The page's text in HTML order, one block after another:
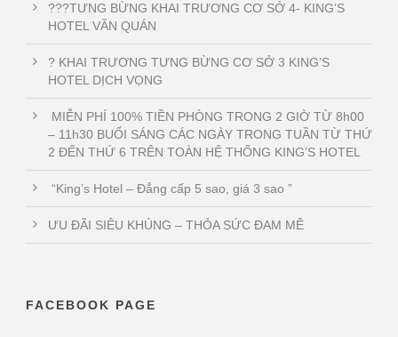
???TƯNG BỪNG KHAI TRƯƠNG CƠ SỞ 4- KING’S
HOTEL VĂN QUÁN
? KHAI TRƯƠNG TƯNG BỪNG CƠ SỞ 3 KING’S
HOTEL DỊCH VỌNG
MIỄN PHÍ 100% TIỀN PHÒNG TRONG 2 GIỜ TỪ 8h00
– 11h30 BUỔI SÁNG CÁC NGÀY TRONG TUẦN TỪ THỨ
2 ĐẾN THỨ 6 TRÊN TOÀN HỆ THỐNG KING’S HOTEL
“King’s Hotel – Đẳng cấp 5 sao, giá 3 sao ”
ƯU ĐÃI SIÊU KHỦNG – THỎA SỨC ĐAM MÊ
FACEBOOK PAGE